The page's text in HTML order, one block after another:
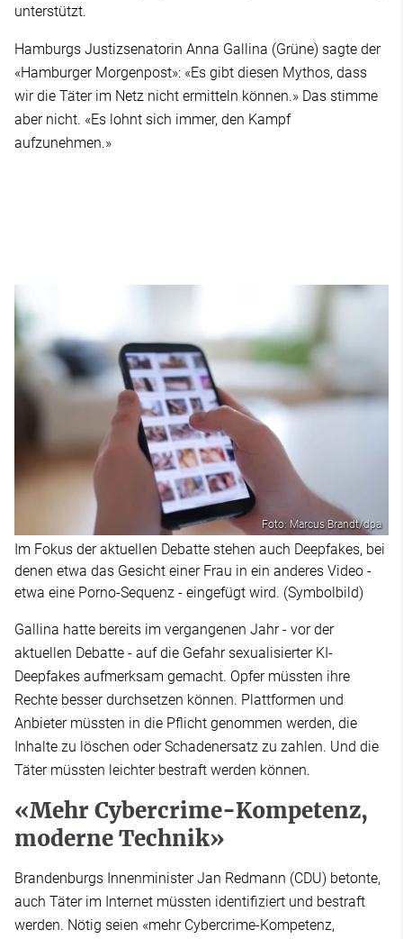
unterstützt.
Hamburgs Justizsenatorin Anna Gallina (Grüne) sagte der
«Hamburger Morgenpost»: «Es gibt diesen Mythos, dass
wir die Täter im Netz nicht ermitteln können.» Das stimme
aber nicht. «Es lohnt sich immer, den Kampf
aufzunehmen.»
Foto: Marcus Brandt/dpa
Im Fokus der aktuellen Debatte stehen auch Deepfakes, bei
denen etwa das Gesicht einer Frau in ein anderes Video -
etwa eine Porno-Sequenz - eingefügt wird. (Symbolbild)
Gallina hatte bereits im vergangenen Jahr - vor der
aktuellen Debatte - auf die Gefahr sexualisierter KI-
Deepfakes aufmerksam gemacht. Opfer müssten ihre
Rechte besser durchsetzen können. Plattformen und
Anbieter müssten in die Pflicht genommen werden, die
Inhalte zu löschen oder Schadenersatz zu zahlen. Und die
Täter müssten leichter bestraft werden können.
«Mehr Cybercrime-Kompetenz,
moderne Technik»
Brandenburgs Innenminister Jan Redmann (CDU) betonte,
auch Täter im Internet müssten identifiziert und bestraft
werden. Nötig seien «mehr Cybercrime-Kompetenz,